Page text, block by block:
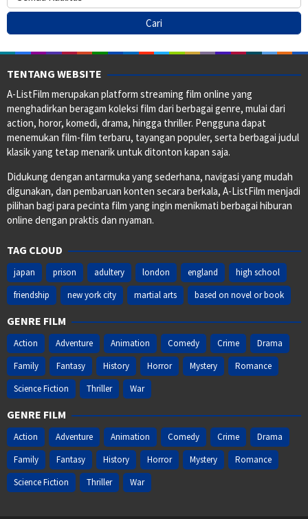
TENTANG WEBSITE
A-ListFilm merupakan platform streaming film online yang
menghadirkan beragam koleksi film dari berbagai genre, mulai dari
action, horor, komedi, drama, hingga thriller. Pengguna dapat
menemukan film-film terbaru, tayangan populer, serta berbagai judul
klasik yang tetap menarik untuk ditonton kapan saja.
Didukung dengan antarmuka yang sederhana, navigasi yang mudah
digunakan, dan pembaruan konten secara berkala, A-ListFilm menjadi
pilihan bagi para pecinta film yang ingin menikmati berbagai hiburan
online dengan praktis dan nyaman.
TAG CLOUD
japan prison adultery london england
high school
friendship
new york city martial arts based on novel or book
GENRE FILM
Action Adventure Animation Comedy Crime
Drama
Family
Fantasy History Horror Mystery
Romance
Science Fiction
Thriller War
GENRE FILM
Action Adventure Animation Comedy Crime
Drama
Family
Fantasy History Horror Mystery
Romance
Science Fiction
Thriller War